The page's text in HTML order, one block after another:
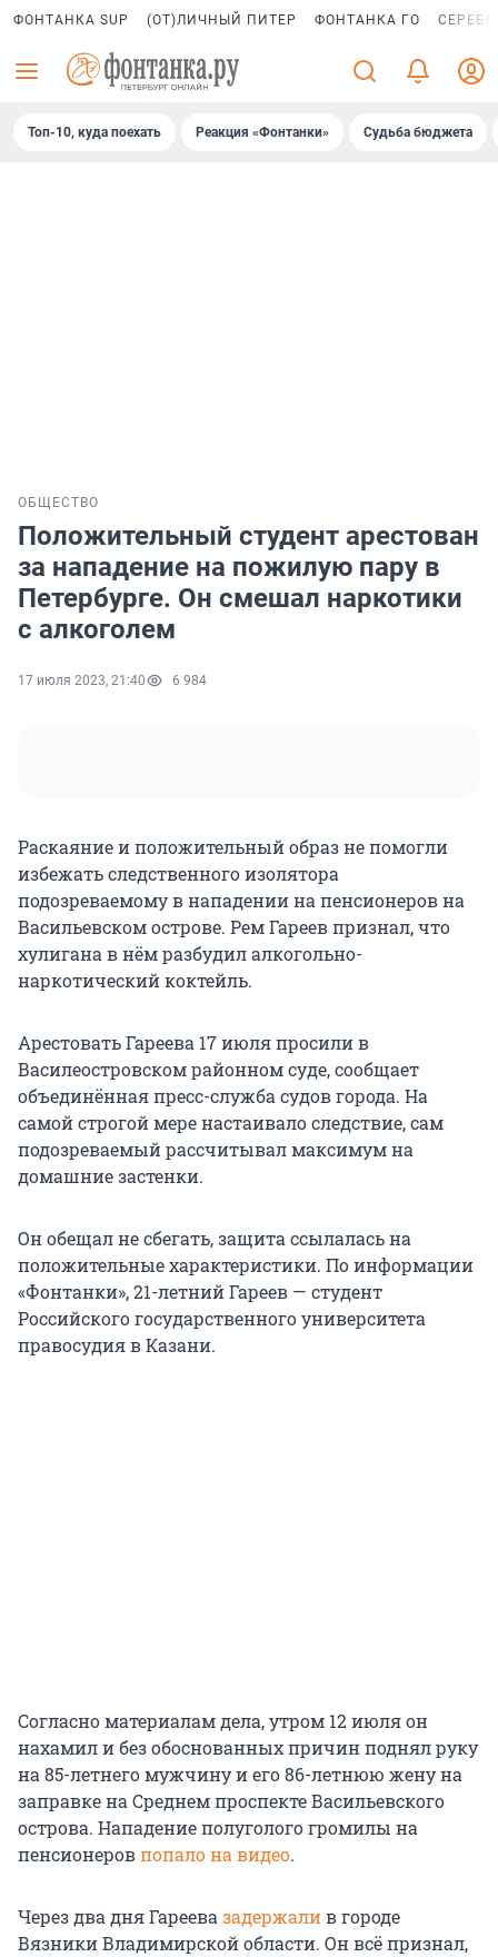
ФОНТАНКА SUP (ОТ)ЛИЧНЫЙ ПИТЕР ФОНТАНКА ГО
Топ-10, куда поехать Реакция «Фонтанки» Судьба бюджета
ОБЩЕСТВО
Положительный студент арестован
за нападение на пожилую пару в
Петербурге. Он смешал наркотики
с алкоголем
17 июля 2023, 21:40 6 984
Раскаяние и положительный образ не помогли
избежать следственного изолятора
подозреваемому в нападении на пенсионеров на
Васильевском острове. Рем Гареев признал, что
хулигана в нём разбудил алкогольно-
наркотический коктейль.
Арестовать Гареева 17 июля просили в
Василеостровском районном суде, сообщает
объединённая пресс-служба судов города. На
самой строгой мере настаивало следствие, сам
подозреваемый рассчитывал максимум на
домашние застенки.
Он обещал не сбегать, защита ссылалась на
положительные характеристики. По информации
«Фонтанки», 21-летний Гареев — студент
Российского государственного университета
правосудия в Казани.
Согласно материалам дела, утром 12 июля он
нахамил и без обоснованных причин поднял руку
на 85-летнего мужчину и его 86-летнюю жену на
заправке на Среднем проспекте Васильевского
острова. Нападение полуголого громилы на
пенсионеровпопало на видео.
Через два дня Гареева задержалив городе
Вязники Владимирской области. Он всё признал,